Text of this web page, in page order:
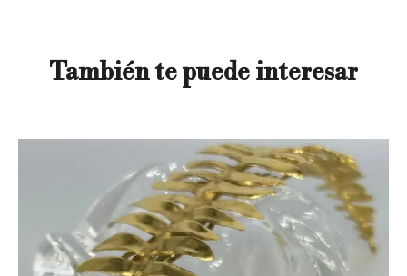
También te puede interesar